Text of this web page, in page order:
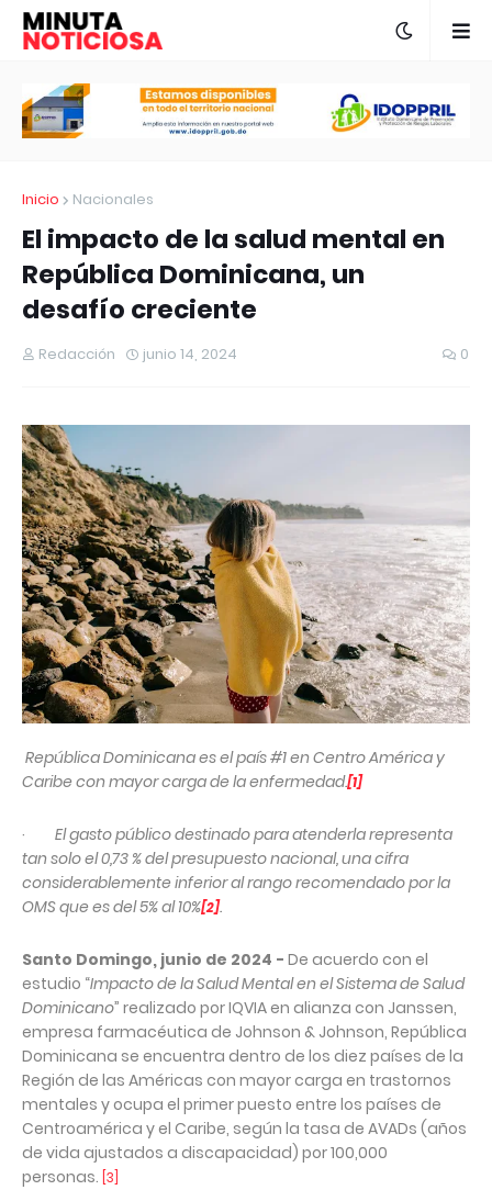
Inicio Nacionales
El impacto de la salud mental en
República Dominicana, un
desafío creciente
Redacción junio 14, 2024 0
República Dominicana es el país #1 en Centro América y
Caribe con mayor carga de la enfermedad.[1]
· El gasto público destinado para atenderla representa
tan solo el 0,73 % del presupuesto nacional, una cifra
considerablemente inferior al rango recomendado por la
OMS que es del 5% al 10%[2].
Santo Domingo, junio de 2024 - De acuerdo con el
estudio “Impacto de la Salud Mental en el Sistema de Salud
Dominicano” realizado por IQVIA en alianza con Janssen,
empresa farmacéutica de Johnson & Johnson, República
Dominicana se encuentra dentro de los diez países de la
Región de las Américas con mayor carga en trastornos
mentales y ocupa el primer puesto entre los países de
Centroamérica y el Caribe, según la tasa de AVADs (años
de vida ajustados a discapacidad) por 100,000
personas. [3]